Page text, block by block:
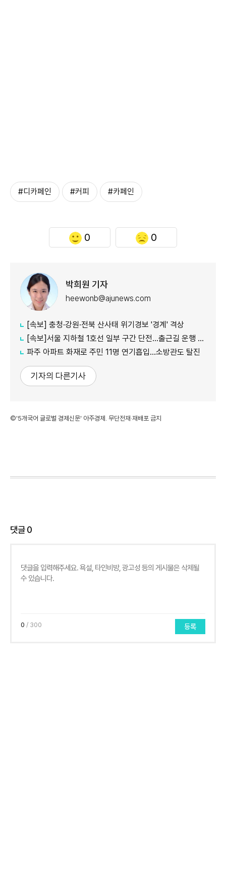
#디카페인 #커피 #카페인
0 0
박희원 기자
heewonb@ajunews.com
[속보] 충청·강원·전북 산사태 위기경보 '경계' 격상
[속보]서울 지하철 1호선 일부 구간 단전…출근길 운행 지연
파주 아파트 화재로 주민 11명 연기흡입…소방관도 탈진
기자의 다른기사
©'5개국어 글로벌 경제신문' 아주경제. 무단전재·재배포 금지
댓글0
0 / 300 등록